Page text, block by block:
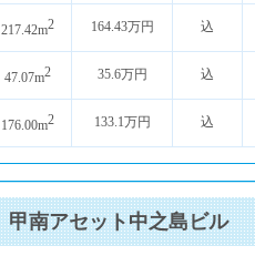
217.42m2 164.43万円 込
47.07m2 35.6万円 込
176.00m2 133.1万円 込
甲南アセット中之島ビル